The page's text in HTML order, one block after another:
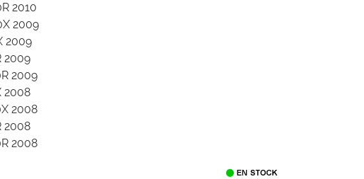
2010
2009
2009
2009
2009
2008
2008
2008
2008